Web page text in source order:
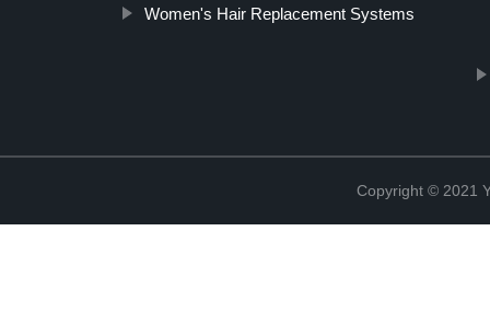
Women's Hair Replacement Systems
Copyright © 2021